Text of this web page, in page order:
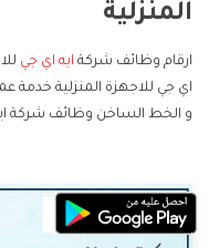
المنزلية
ارقام وظائف شركة ايه اي جي
اي جي للاجهزة المنزلية خدمة
و الخط الساخن وظائف شركة